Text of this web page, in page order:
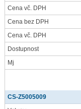
Cena vč. DPH
Cena bez DPH
Cena vč. DPH
Dostupnost
Mj
CS-Z5005009